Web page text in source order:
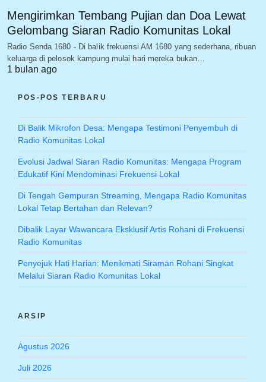
Mengirimkan Tembang Pujian dan Doa Lewat
Gelombang Siaran Radio Komunitas Lokal
Radio Senda 1680 - Di balik frekuensi AM 1680 yang sederhana, ribuan
keluarga di pelosok kampung mulai hari mereka bukan…
1 bulan ago
POS-POS TERBARU
Di Balik Mikrofon Desa: Mengapa Testimoni Penyembuh di
Radio Komunitas Lokal
Evolusi Jadwal Siaran Radio Komunitas: Mengapa Program
Edukatif Kini Mendominasi Frekuensi Lokal
Di Tengah Gempuran Streaming, Mengapa Radio Komunitas
Lokal Tetap Bertahan dan Relevan?
Dibalik Layar Wawancara Eksklusif Artis Rohani di Frekuensi
Radio Komunitas
Penyejuk Hati Harian: Menikmati Siraman Rohani Singkat
Melalui Siaran Radio Komunitas Lokal
ARSIP
Agustus 2026
Juli 2026